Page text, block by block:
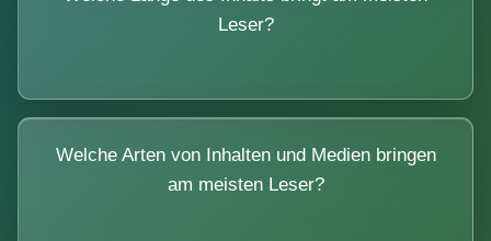
Leser?
Welche Arten von Inhalten und Medien bringen
am meisten Leser?